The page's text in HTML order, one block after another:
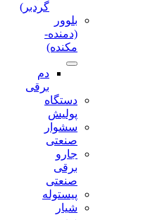
گردبر)
بلوور
(دمنده-
مکنده)
دستگاه
پولیش
سشوار
صنعتی
جارو
صنعتی
پیستوله
شیار